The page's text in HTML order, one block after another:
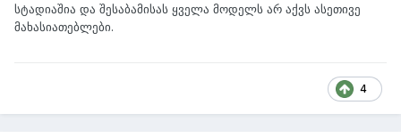
სტადიაშია და შესაბამისას ყველა მოდელს არ აქვს ასეთივე
მახასიათებლები.
4